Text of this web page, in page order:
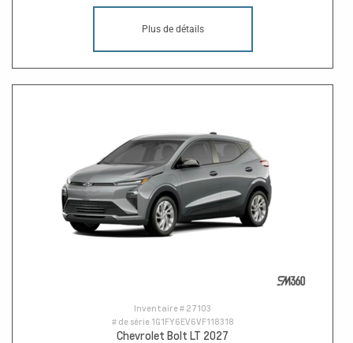
Plus de détails
Inventaire # 27103
# de série 1G1FY6EV6VF118318
Chevrolet Bolt LT 2027